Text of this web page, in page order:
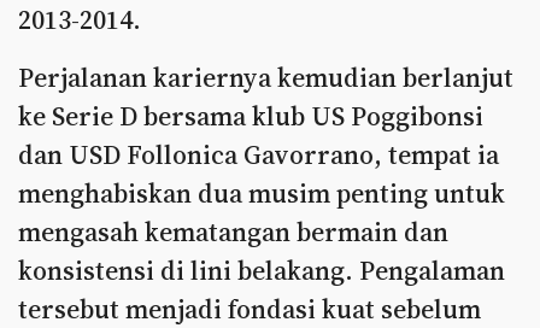
2013-2014.
Perjalanan kariernya kemudian berlanjut
ke Serie D bersama klub US Poggibonsi
dan USD Follonica Gavorrano, tempat ia
menghabiskan dua musim penting untuk
mengasah kematangan bermain dan
konsistensi di lini belakang. Pengalaman
tersebut menjadi fondasi kuat sebelum